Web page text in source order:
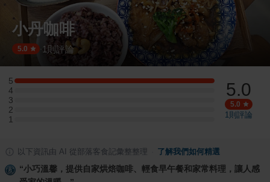
小丹咖啡
5.0 1 則評論
5
5 星：1 則評論
4
4 星：0 則評論
3
3 星：0 則評論
2
2 星：0 則評論
1
1 星：0 則評論
5.0
5.0
1則評論
以下資訊由 AI 從部落客食記彙整整理 了解我們如何精選
“小巧溫馨，提供自家烘焙咖啡、輕食早午餐和家常料理，讓人感